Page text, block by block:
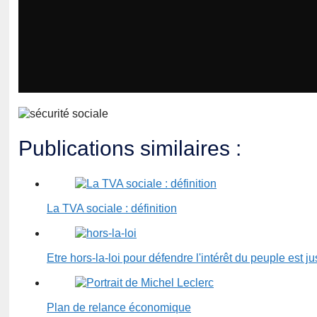
Publications similaires :
La TVA sociale : définition
Etre hors-la-loi pour défendre l'intérêt du peuple est
Plan de relance économique